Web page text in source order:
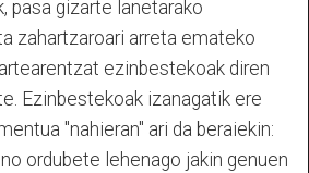
pasa gizarte lanetarako
zahartzaroari arreta emateko
ezinbestekoak diren
Ezinbestekoak izanagatik ere
"nahieran" ari da beraiekin:
ordubete lehenago jakin genuen